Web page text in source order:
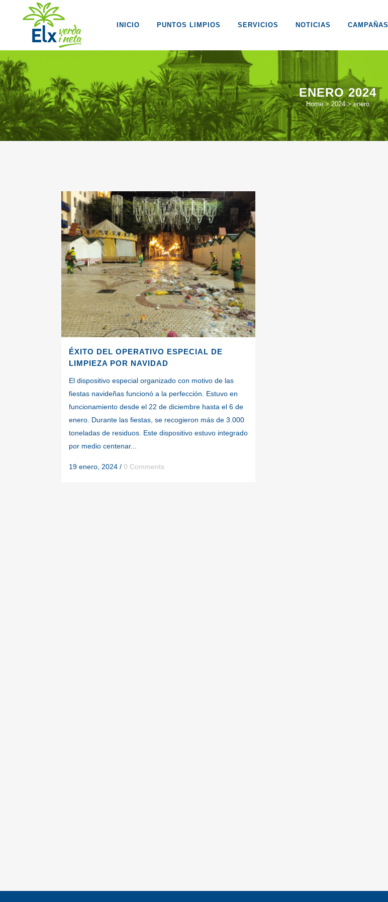
INICIO PUNTOS LIMPIOS SERVICIOS NOTICIAS CAMPAÑAS
ENERO 2024
Home > 2024>enero
ÉXITO DEL OPERATIVO ESPECIAL DE
LIMPIEZA POR NAVIDAD
El dispositivo especial organizado con motivo de las
fiestas navideñas funcionó a la perfección. Estuvo en
funcionamiento desde el 22 de diciembre hasta el 6 de
enero. Durante las fiestas, se recogieron más de 3.000
toneladas de residuos. Este dispositivo estuvo integrado
por medio centenar...
19 enero, 2024 / 0 Comments